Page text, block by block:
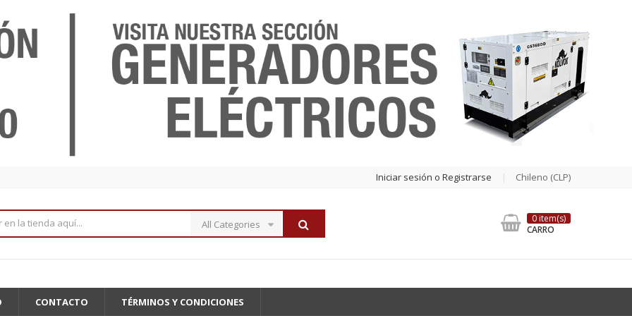
Iniciar sesión o Registrarse Chileno (CLP)
All Categories
0 item(s)
CARRO
CONTACTO TÉRMINOS Y CONDICIONES